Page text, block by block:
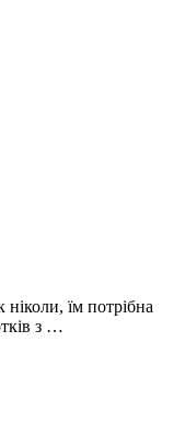
їм потрібна
з …